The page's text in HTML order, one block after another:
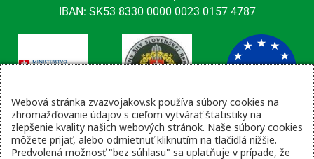
IBAN: SK53 8330 0000 0023 0157 4787
Kontaktné údaje
Webová stránka zvazvojakov.sk používa súbory cookies na
zhromažďovanie údajov s cieľom vytvárať štatistiky na
zlepšenie kvality našich webových stránok. Naše súbory cookies
môžete prijať, alebo odmietnuť kliknutím na tlačidlá nižšie.
Predvolená možnosť "bez súhlasu" sa uplatňuje v prípade, že